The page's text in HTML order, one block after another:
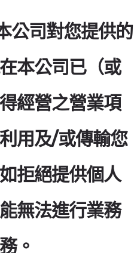
公司對您提供的
本公司已（或
經營之營業項
用及/或傳輸您
拒絕提供個人
無法進行業務
。